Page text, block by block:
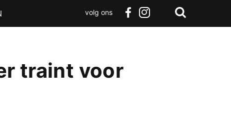
volg ons
traint voor
Zoeken
Terug